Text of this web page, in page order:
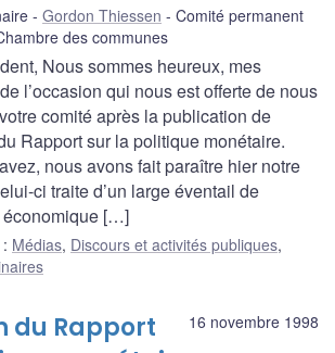
Gordon Thiessen
Comité permanent
des communes
Nous sommes heureux, mes
l’occasion qui nous est offerte de nous
comité après la publication de
Rapport sur la politique monétaire.
nous avons fait paraître hier notre
ci traite d’un large éventail de
économique […]
: Médias, Discours et activités publiques,
16 novembre 1998
du Rapport